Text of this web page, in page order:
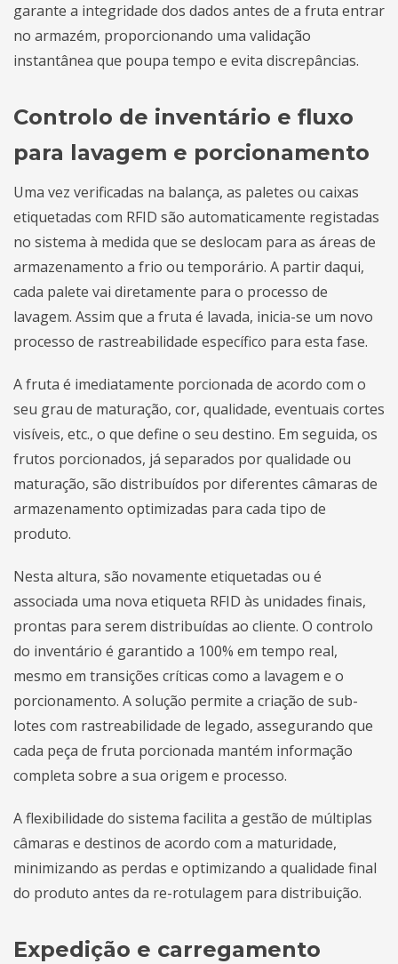
garante a integridade dos dados antes de a fruta entrar
no armazém, proporcionando uma validação
instantânea que poupa tempo e evita discrepâncias.
Controlo de inventário e fluxo
para lavagem e porcionamento
Uma vez verificadas na balança, as paletes ou caixas
etiquetadas com RFID são automaticamente registadas
no sistema à medida que se deslocam para as áreas de
armazenamento a frio ou temporário. A partir daqui,
cada palete vai diretamente para o processo de
lavagem. Assim que a fruta é lavada, inicia-se um novo
processo de rastreabilidade específico para esta fase.
A fruta é imediatamente porcionada de acordo com o
seu grau de maturação, cor, qualidade, eventuais cortes
visíveis, etc., o que define o seu destino. Em seguida, os
frutos porcionados, já separados por qualidade ou
maturação, são distribuídos por diferentes câmaras de
armazenamento optimizadas para cada tipo de
produto.
Nesta altura, são novamente etiquetadas ou é
associada uma nova etiqueta RFID às unidades finais,
prontas para serem distribuídas ao cliente. O controlo
do inventário é garantido a 100% em tempo real,
mesmo em transições críticas como a lavagem e o
porcionamento. A solução permite a criação de sub-
lotes com rastreabilidade de legado, assegurando que
cada peça de fruta porcionada mantém informação
completa sobre a sua origem e processo.
A flexibilidade do sistema facilita a gestão de múltiplas
câmaras e destinos de acordo com a maturidade,
minimizando as perdas e optimizando a qualidade final
do produto antes da re-rotulagem para distribuição.
Expedição e carregamento